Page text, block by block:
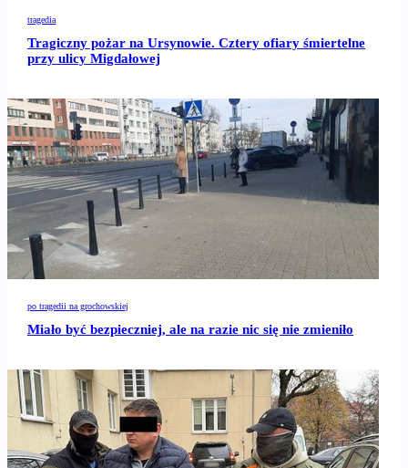
tragedia
Tragiczny pożar na Ursynowie. Cztery ofiary śmiertelne
przy ulicy Migdałowej
po tragedii na grochowskiej
Miało być bezpieczniej, ale na razie nic się nie zmieniło